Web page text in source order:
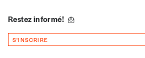
Restez informé!
S'INSCRIRE